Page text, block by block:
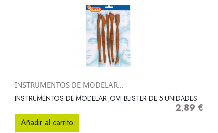
INSTRUMENTOS DE MODELAR...
INSTRUMENTOS DE MODELAR JOVI BLISTER DE 5 UNIDADES
Precio
2,89 €
Añadir al carrito